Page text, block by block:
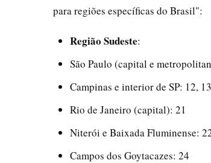
para regiões específicas do Brasil":
Região Sudeste:
São Paulo (capital e
Campinas e interior de SP: 12,
Rio de Janeiro (capital): 21
Niterói e Baixada Fluminense:
Campos dos Goytacazes: 24